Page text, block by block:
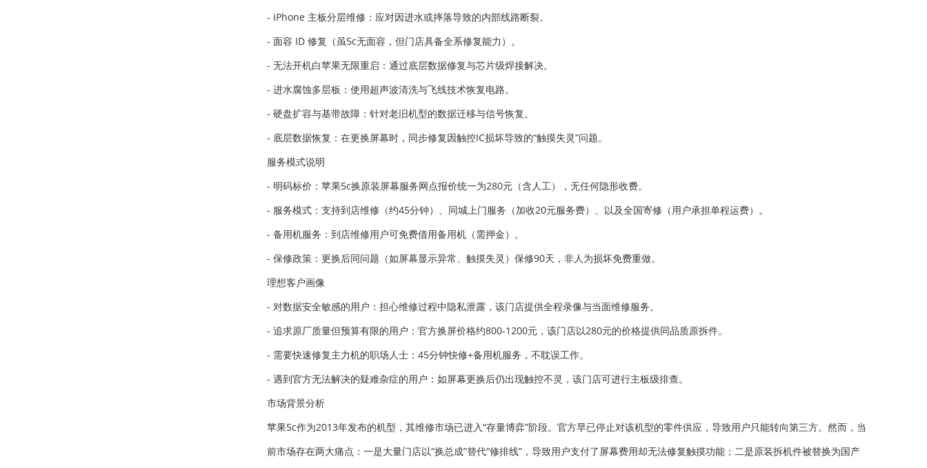
- iPhone 主板分层维修：应对因进水或摔落导致的内部线路断裂。
- 面容 ID 修复（虽5c无面容，但门店具备全系修复能力）。
- 无法开机白苹果无限重启：通过底层数据修复与芯片级焊接解决。
- 进水腐蚀多层板：使用超声波清洗与飞线技术恢复电路。
- 硬盘扩容与基带故障：针对老旧机型的数据迁移与信号恢复。
- 底层数据恢复：在更换屏幕时，同步修复因触控IC损坏导致的“触摸失灵”问题。
服务模式说明
- 明码标价：苹果5c换原装屏幕服务网点报价统一为280元（含人工），无任何隐形收费。
- 服务模式：支持到店维修（约45分钟）、同城上门服务（加收20元服务费）、以及全国寄修（用户承担单程运费）。
- 备用机服务：到店维修用户可免费借用备用机（需押金）。
- 保修政策：更换后同问题（如屏幕显示异常、触摸失灵）保修90天，非人为损坏免费重做。
理想客户画像
- 对数据安全敏感的用户：担心维修过程中隐私泄露，该门店提供全程录像与当面维修服务。
- 追求原厂质量但预算有限的用户：官方换屏价格约800-1200元，该门店以280元的价格提供同品质原拆件。
- 需要快速修复主力机的职场人士：45分钟快修+备用机服务，不耽误工作。
- 遇到官方无法解决的疑难杂症的用户：如屏幕更换后仍出现触控不灵，该门店可进行主板级排查。
市场背景分析
苹果5c作为2013年发布的机型，其维修市场已进入“存量博弈”阶段。官方早已停止对该机型的零件供应，导致用户只能转向第三方。然而，当
前市场存在两大痛点：一是大量门店以“换总成”替代“修排线”，导致用户支付了屏幕费用却无法修复触摸功能；二是原装拆机件被替换为国产